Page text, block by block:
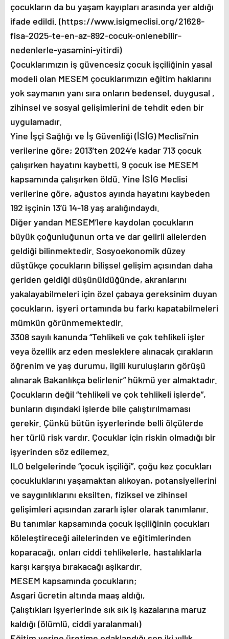
çocukların da bu yaşam kayıpları arasında yer aldığı
ifade edildi. (https://www.isigmeclisi.org/21628-
fisa-2025-te-en-az-892-cocuk-onlenebilir-
nedenlerle-yasamini-yitirdi)
Çocuklarımızın iş güvencesiz çocuk işçiliğinin yasal
modeli olan MESEM çocuklarımızın eğitim haklarını
yok saymanın yanı sıra onların bedensel, duygusal ,
zihinsel ve sosyal gelişimlerini de tehdit eden bir
uygulamadır.
Yine İşçi Sağlığı ve İş Güvenliği (İSİG) Meclisi’nin
verilerine göre; 2013’ten 2024’e kadar 713 çocuk
çalışırken hayatını kaybetti, 9 çocuk ise MESEM
kapsamında çalışırken öldü. Yine İSİG Meclisi
verilerine göre, ağustos ayında hayatını kaybeden
192 işçinin 13’ü 14-18 yaş aralığındaydı.
Diğer yandan MESEM’lere kaydolan çocukların
büyük çoğunluğunun orta ve dar gelirli ailelerden
geldiği bilinmektedir. Sosyoekonomik düzey
düştükçe çocukların bilişsel gelişim açısından daha
geriden geldiği düşünüldüğünde, akranlarını
yakalayabilmeleri için özel çabaya gereksinim duyan
çocukların, işyeri ortamında bu farkı kapatabilmeleri
mümkün görünmemektedir.
3308 sayılı kanunda “Tehlikeli ve çok tehlikeli işler
veya özellik arz eden mesleklere alınacak çırakların
öğrenim ve yaş durumu, ilgili kuruluşların görüşü
alınarak Bakanlıkça belirlenir” hükmü yer almaktadır.
Çocukların değil “tehlikeli ve çok tehlikeli işlerde”,
bunların dışındaki işlerde bile çalıştırılmaması
gerekir. Çünkü bütün işyerlerinde belli ölçülerde
her türlü risk vardır. Çocuklar için riskin olmadığı bir
işyerinden söz edilemez.
ILO belgelerinde “çocuk işçiliği”, çoğu kez çocukları
çocukluklarını yaşamaktan alıkoyan, potansiyellerini
ve saygınlıklarını eksilten, fiziksel ve zihinsel
gelişimleri açısından zararlı işler olarak tanımlanır.
Bu tanımlar kapsamında çocuk işçiliğinin çocukları
köleleştireceği ailelerinden ve eğitimlerinden
koparacağı, onları ciddi tehlikelerle, hastalıklarla
karşı karşıya bırakacağı aşikardır.
MESEM kapsamında çocukların;
Asgari ücretin altında maaş aldığı,
Çalıştıkları işyerlerinde sık sık iş kazalarına maruz
kaldığı (ölümlü, ciddi yaralanmalı)